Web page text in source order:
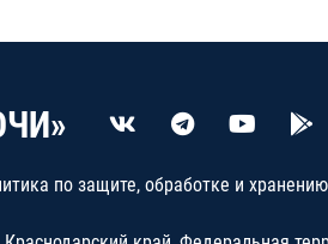
по защите, обработке и